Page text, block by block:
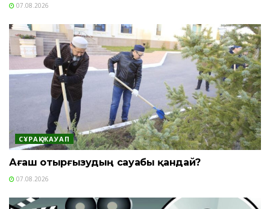
07.08.2026
СҰРАҚ-ЖАУАП
Ағаш отырғызудың сауабы қандай?
07.08.2026